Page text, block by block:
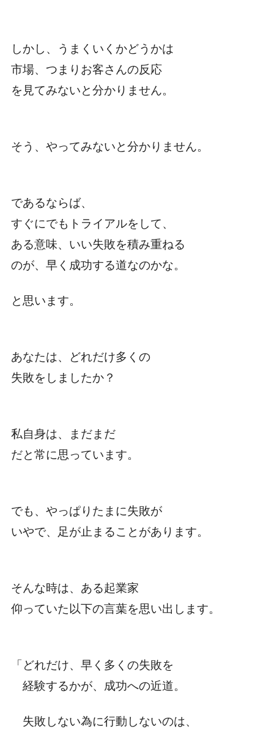
しかし、うまくいくかどうかは
市場、つまりお客さんの反応
を見てみないと分かりません。
そう、やってみないと分かりません。
であるならば、
すぐにでもトライアルをして、
ある意味、いい失敗を積み重ねる
のが、早く成功する道なのかな。
と思います。
あなたは、どれだけ多くの
失敗をしましたか？
私自身は、まだまだ
だと常に思っています。
でも、やっぱりたまに失敗が
いやで、足が止まることがあります。
そんな時は、ある起業家
仰っていた以下の言葉を思い出します。
「どれだけ、早く多くの失敗を
経験するかが、成功への近道。
失敗しない為に行動しないのは、